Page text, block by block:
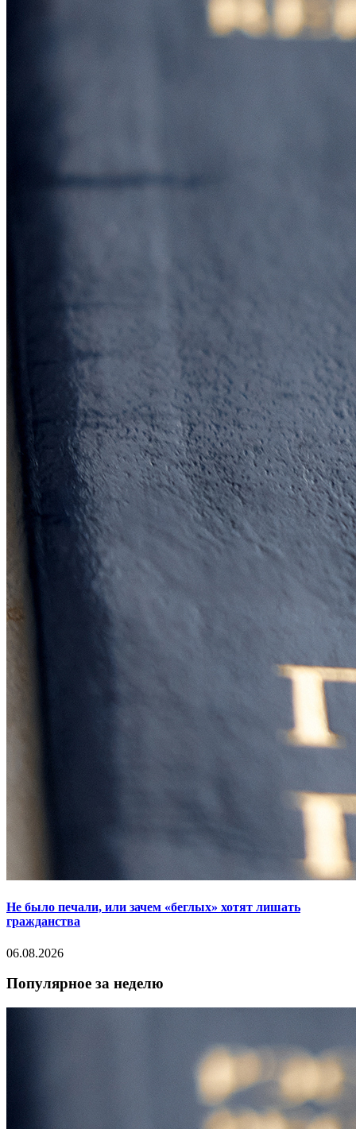
Не было печали, или зачем «беглых» хотят лишать
гражданства
06.08.2026
Популярное за неделю